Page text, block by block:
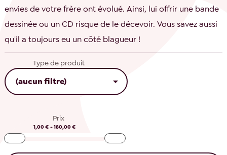
envies de votre frère ont évolué. Ainsi, lui offrir une bande
dessinée ou un CD risque de le décevoir. Vous savez aussi
qu'il a toujours eu un côté blagueur !
Type de produit
(aucun filtre) 
Prix
1,00 € - 180,00 €